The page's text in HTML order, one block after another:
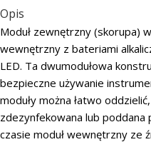
Opis
Moduł zewnętrzny (skorupa)
wewnętrzny z bateriami
LED. Ta dwumodułowa
bezpieczne używanie
moduły można łatwo
zdezynfekowana lub
czasie moduł wewnętrzny ze